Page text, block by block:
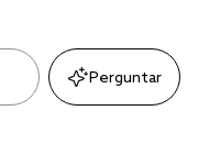
Perguntar